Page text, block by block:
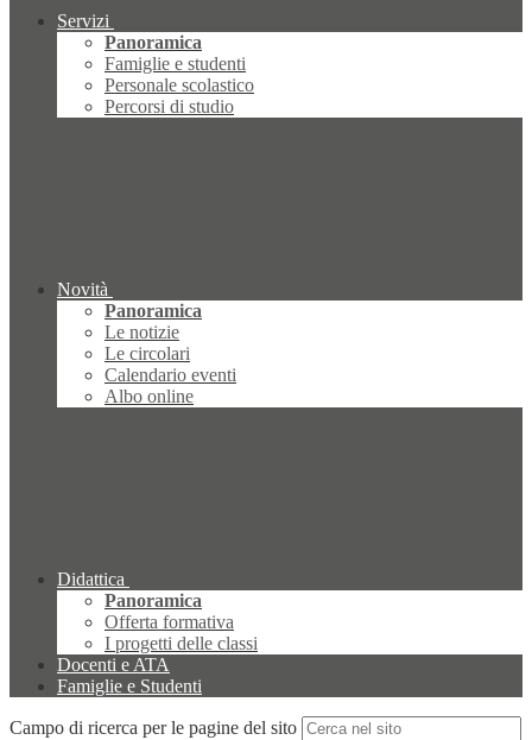
Servizi
Panoramica
Famiglie e studenti
Personale scolastico
Percorsi di studio
Novità
Panoramica
Le notizie
Le circolari
Calendario eventi
Albo online
Didattica
Panoramica
Offerta formativa
I progetti delle classi
Docenti e ATA
Famiglie e Studenti
Campo di ricerca per le pagine del sito